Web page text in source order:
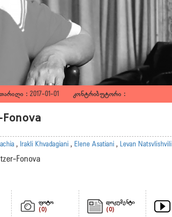
: 2017-01-01 კონტრიბუტორი :
, Irakli Khvadagiani , Elene Asatiani , Levan Natsvlishvili
Fonova
ფოტო
(0)
დოკუმენტი
(0)